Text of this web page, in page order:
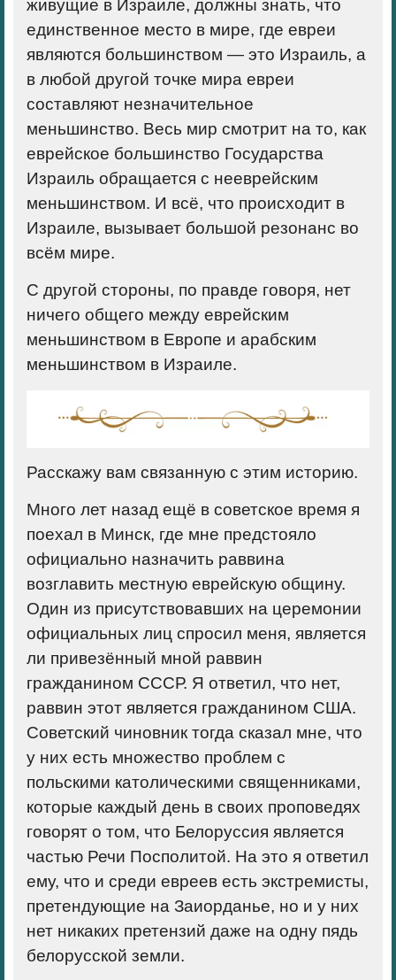
живущие в Израиле, должны знать, что
единственное место в мире, где евреи
являются большинством — это Израиль, а
в любой другой точке мира евреи
составляют незначительное
меньшинство. Весь мир смотрит на то, как
еврейское большинство Государства
Израиль обращается с нееврейским
меньшинством. И всё, что происходит в
Израиле, вызывает большой резонанс во
всём мире.
С другой стороны, по правде говоря, нет
ничего общего между еврейским
меньшинством в Европе и арабским
меньшинством в Израиле.
Расскажу вам связанную с этим историю.
Много лет назад ещё в советское время я
поехал в Минск, где мне предстояло
официально назначить раввина
возглавить местную еврейскую общину.
Один из присутствовавших на церемонии
официальных лиц спросил меня, является
ли привезённый мной раввин
гражданином СССР. Я ответил, что нет,
раввин этот является гражданином США.
Советский чиновник тогда сказал мне, что
у них есть множество проблем с
польскими католическими священниками,
которые каждый день в своих проповедях
говорят о том, что Белоруссия является
частью Речи Посполитой. На это я ответил
ему, что и среди евреев есть экстремисты,
претендующие на Заиорданье, но и у них
нет никаких претензий даже на одну пядь
белорусской земли.